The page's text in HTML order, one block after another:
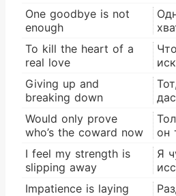
One goodbye is not
enough
To kill the heart of a
real love
Giving up and
breaking down
Would only prove
who’s the coward now
он
I feel my strength is
slipping away
Я
Impatience is laying